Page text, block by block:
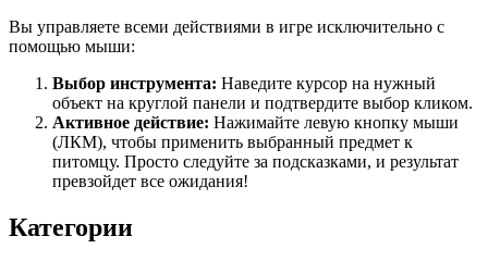
Вы управляете всеми действиями в игре исключительно с
помощью мыши:
Выбор инструмента: Наведите курсор на нужный
объект на круглой панели и подтвердите выбор кликом.
Активное действие: Нажимайте левую кнопку мыши
(ЛКМ), чтобы применить выбранный предмет к
питомцу. Просто следуйте за подсказками, и результат
превзойдет все ожидания!
Категории